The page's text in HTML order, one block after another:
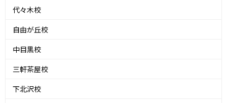
代々木校
自由が丘校
中目黒校
三軒茶屋校
下北沢校